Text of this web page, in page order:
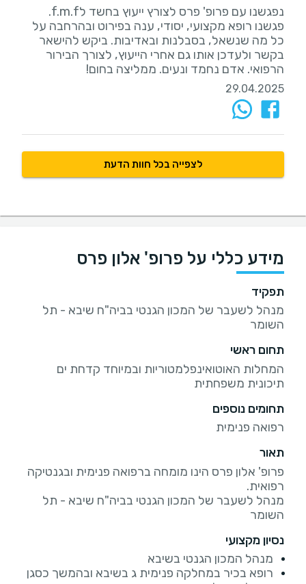
נפגשנו עם פרופ' פרס לצורץ ייעוץ בחשד לf.m.f.
פגשנו רופא מקצועי, יסודי, ענה בפירוט ובהרחבה על
כל מה שנשאל, בסבלנות ובאדיבות. ביקש להישאר
בקשר ולעדכן אותו גם אחרי הייעוץ, לצורך הבירור
הרפואי. אדם נחמד ונעים. ממליצה בחום!
29.04.2025
לצפייה בכל חוות הדעת
מידע כללי על פרופ' אלון פרס
תפקיד
מנהל לשעבר של המכון הגנטי בביה"ח שיבא - תל
השומר
תחום ראשי
המחלות האוטואינפלמטוריות ובמיוחד קדחת ים
תיכונית משפחתית
תחומים נוספים
רפואה פנימית
תאור
פרופ' אלון פרס הינו מומחה ברפואה פנימית ובגנטיקה
מנהל לשעבר של המכון הגנטי בביה"ח שיבא - תל
השומר
נסיון מקצועי
מנהל המכון הגנטי בשיבא
רופא בכיר במחלקה פנימית ג בשיבא ובהמשך כסגן